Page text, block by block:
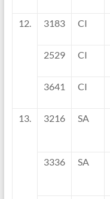
12.
3183 CI
2529 CI
3641 CI
13. 3216 SA
3336 SA